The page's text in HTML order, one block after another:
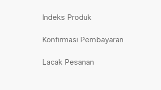
Indeks Produk
Konfirmasi Pembayaran
Lacak Pesanan